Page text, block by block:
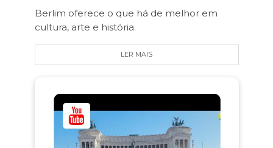
Berlim oferece o que há de melhor em
cultura, arte e história.
LER MAIS